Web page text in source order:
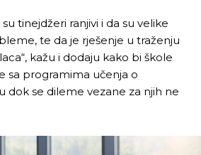
tinejdžeri ranjivi i da su velike
te da je rješenje u traženju
kažu i dodaju kako bi škole
sa programima učenja o
dok se dileme vezane za njih ne